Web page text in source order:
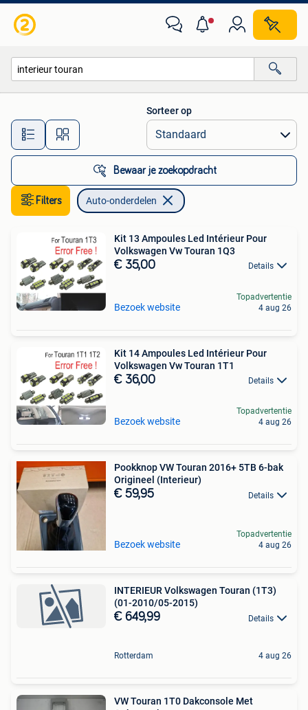
Alle afstanden…
Sorteer op
Bewaar je zoekopdracht
Filters Auto-onderdelen
Kit 13 Ampoules Led Intérieur Pour
Volkswagen Vw Touran 1Q3
€ 35,00 Details
Bezoek website
Topadvertentie
4 aug 26
Kit 14 Ampoules Led Intérieur Pour
Volkswagen Vw Touran 1T1
€ 36,00 Details
Bezoek website
Topadvertentie
4 aug 26
Pookknop VW Touran 2016+ 5TB 6-bak
Origineel (Interieur)
€ 59,95 Details
Bezoek website
Topadvertentie
4 aug 26
INTERIEUR Volkswagen Touran (1T3)
(01-2010/05-2015)
€ 649,99 Details
Rotterdam 4 aug 26
VW Touran 1T0 Dakconsole Met